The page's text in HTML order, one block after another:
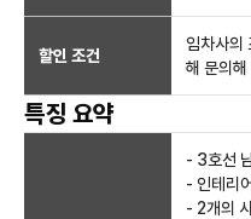
할인 조건
임차사의
해 문의
특징 요약
- 3호선
- 인테리
- 2개의